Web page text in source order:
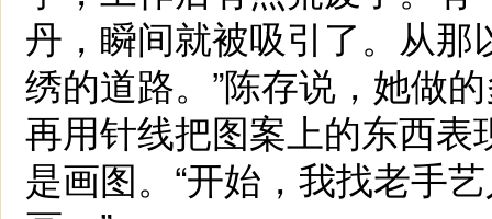
丹，瞬间就被吸引了。从
绣的道路。”陈存说，她做
再用针线把图案上的东西表
是画图。“开始，我找老手